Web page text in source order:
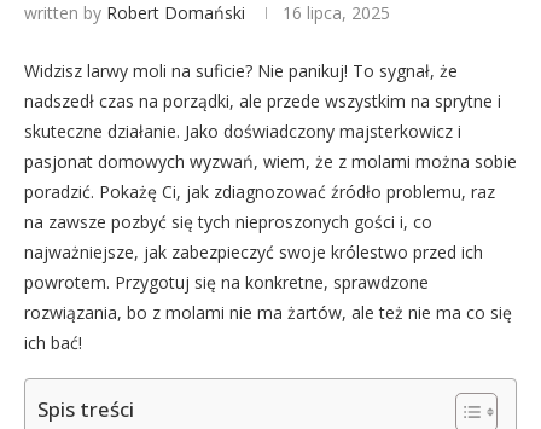
written by Robert Domański 16 lipca, 2025
Widzisz larwy moli na suficie? Nie panikuj! To sygnał, że
nadszedł czas na porządki, ale przede wszystkim na sprytne i
skuteczne działanie. Jako doświadczony majsterkowicz i
pasjonat domowych wyzwań, wiem, że z molami można sobie
poradzić. Pokażę Ci, jak zdiagnozować źródło problemu, raz
na zawsze pozbyć się tych nieproszonych gości i, co
najważniejsze, jak zabezpieczyć swoje królestwo przed ich
powrotem. Przygotuj się na konkretne, sprawdzone
rozwiązania, bo z molami nie ma żartów, ale też nie ma co się
ich bać!
Spis treści